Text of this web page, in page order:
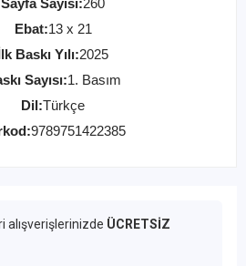
Ebat:13 x 21
Baskı Yılı:2025
Sayısı:1. Basım
Dil:Türkçe
9789751422385
alışverişlerinizde ÜCRETSİZ